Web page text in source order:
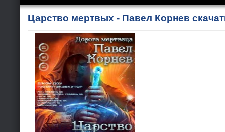
Царство мертвых - Павел Корнев